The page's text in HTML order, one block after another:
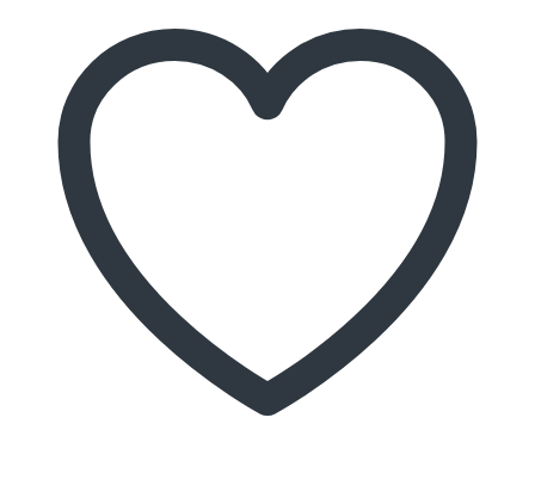
Add to wishlist
Quick View
Giường Tầng
Giường tầng GT009
Kích thước: 1.2*1.9m và 1.6*1.9m
Gỗ tự nhiên và MDF sơn 2K
Hotline: 0934 933 555 – 0935 656 000